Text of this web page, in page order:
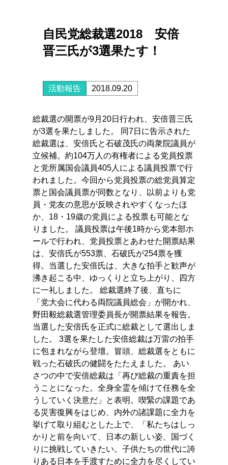
自民党総裁選2018 安倍
晋三氏が3選果たす！
活動報告 2018.09.20
総裁選の開票が9月20日行われ、安倍晋三氏
が3選を果たしました。 同7日に告示された
総裁選は、安倍氏と石破茂氏の両衆院議員が
立候補。約104万人の有権者による党員投票
と党所属国会議員405人による議員投票で行
われました。今回から党員投票の総党員算定
票と国会議員票が同数となり、以前よりも党
員・党友の意思が反映されやすくなったほ
か、18・19歳の党員による投票も可能とな
りました。 議員投票は午後1時から党本部ホ
ールで行われ、党員投票とあわせた開票結果
は、安倍氏が553票、石破氏が254票を獲
得。当選した安倍氏は、大きな拍手と歓声が
沸き起こる中、ゆっくりと立ち上がり、四方
に一礼しました。 総裁選終了後、直ちに
「党大会に代わる両院議員総会」が開かれ、
野田毅総裁選管理委員長が開票結果を報告。
当選した安倍氏を正式に総裁として選出しま
した。 3選を果たした安倍総裁は万雷の拍手
に包まれながら登壇。冒頭、総裁選をともに
戦った石破氏の健闘をたたえました。 あい
さつの中で安倍総裁は「再び総裁の重責を担
うことになった。全身全霊を傾けて任務を全
うしていく決意だ」と表明。喫緊の課題であ
る災害復興をはじめ、内外の諸課題に全力を
挙げて取り組むとした上で、「私たちはしっ
かりと前を向いて、日本の新しい姿、国づく
りに挑戦していきたい。子供たちの世代に誇
りある日本を手渡すために全力を尽くしてい